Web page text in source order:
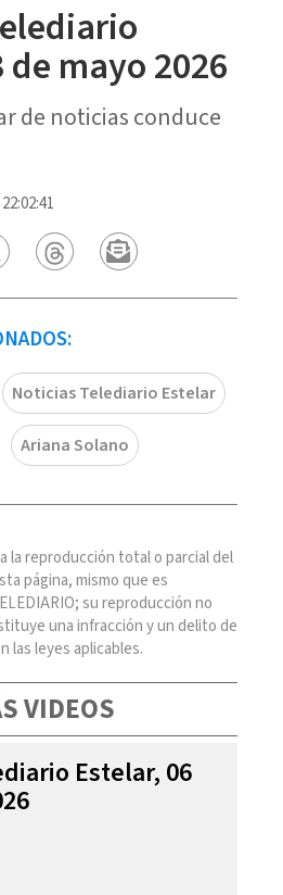
de mayo 2026
de noticias conduce
Noticias Telediario Estelar
Ariana Solano
la reproducción total o parcial del
página, mismo que es
su reproducción no
una infracción y un delito de
las leyes aplicables.
VIDEOS
Estelar, 06